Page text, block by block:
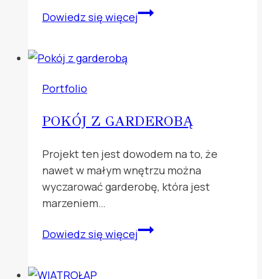
Dowiedz się więcejSypialnia
Portfolio
POKÓJ Z GARDEROBĄ
Projekt ten jest dowodem na to, że
nawet w małym wnętrzu można
wyczarować garderobę, która jest
marzeniem…
Dowiedz się więcejPokój